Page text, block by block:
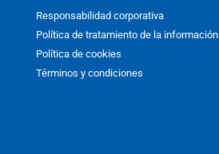
Responsabilidad corporativa
Política de tratamiento de la información
Política de cookies
Términos y condiciones